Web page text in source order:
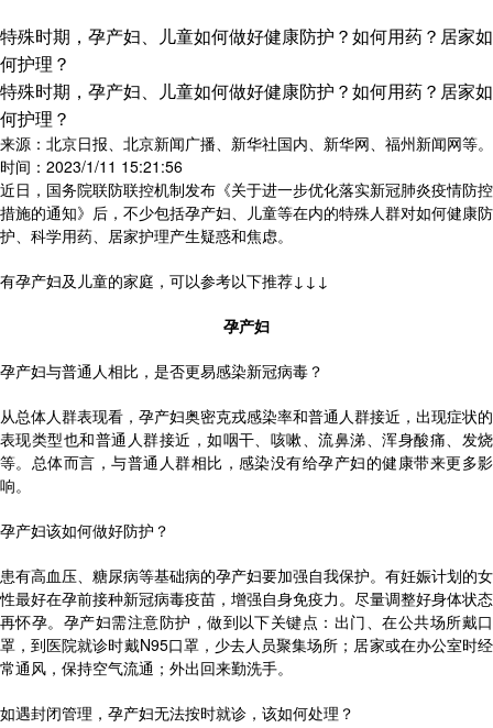
特殊时期，孕产妇、儿童如何做好健康防护？如何用药？居家如
何护理？
特殊时期，孕产妇、儿童如何做好健康防护？如何用药？居家如
何护理？
来源：北京日报、北京新闻广播、新华社国内、新华网、福州新闻网等。
时间：2023/1/11 15:21:56
近日，国务院联防联控机制发布《关于进一步优化落实新冠肺炎疫情防控
措施的通知》后，不少包括孕产妇、儿童等在内的特殊人群对如何健康防
护、科学用药、居家护理产生疑惑和焦虑。
有孕产妇及儿童的家庭，可以参考以下推荐↓↓↓
孕产妇
孕产妇与普通人相比，是否更易感染新冠病毒？
从总体人群表现看，孕产妇奥密克戎感染率和普通人群接近，出现症状的
表现类型也和普通人群接近，如咽干、咳嗽、流鼻涕、浑身酸痛、发烧
等。总体而言，与普通人群相比，感染没有给孕产妇的健康带来更多影
响。
孕产妇该如何做好防护？
患有高血压、糖尿病等基础病的孕产妇要加强自我保护。有妊娠计划的女
性最好在孕前接种新冠病毒疫苗，增强自身免疫力。尽量调整好身体状态
再怀孕。孕产妇需注意防护，做到以下关键点：出门、在公共场所戴口
罩，到医院就诊时戴N95口罩，少去人员聚集场所；居家或在办公室时经
常通风，保持空气流通；外出回来勤洗手。
如遇封闭管理，孕产妇无法按时就诊，该如何处理？